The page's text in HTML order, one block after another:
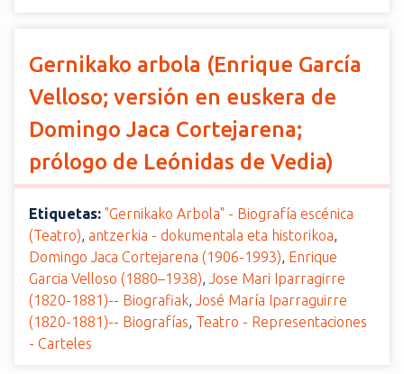
Gernikako arbola (Enrique García
Velloso; versión en euskera de
Domingo Jaca Cortejarena;
prólogo de Leónidas de Vedia)
Etiquetas: "Gernikako Arbola" - Biografía escénica
(Teatro), antzerkia - dokumentala eta historikoa,
Domingo Jaca Cortejarena (1906-1993), Enrique
Garcia Velloso (1880–1938), Jose Mari Iparragirre
(1820-1881)-- Biografiak, José María Iparraguirre
(1820-1881)-- Biografías, Teatro - Representaciones
- Carteles